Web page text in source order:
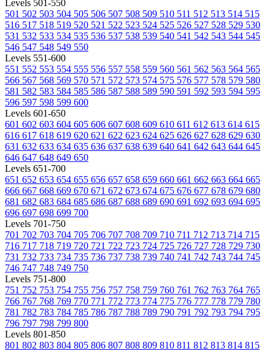
Levels 501-550
501 502 503 504 505 506 507 508 509 510 511 512 513 514 515
516 517 518 519 520 521 522 523 524 525 526 527 528 529 530
531 532 533 534 535 536 537 538 539 540 541 542 543 544 545
546 547 548 549 550
Levels 551-600
551 552 553 554 555 556 557 558 559 560 561 562 563 564 565
566 567 568 569 570 571 572 573 574 575 576 577 578 579 580
581 582 583 584 585 586 587 588 589 590 591 592 593 594 595
596 597 598 599 600
Levels 601-650
601 602 603 604 605 606 607 608 609 610 611 612 613 614 615
616 617 618 619 620 621 622 623 624 625 626 627 628 629 630
631 632 633 634 635 636 637 638 639 640 641 642 643 644 645
646 647 648 649 650
Levels 651-700
651 652 653 654 655 656 657 658 659 660 661 662 663 664 665
666 667 668 669 670 671 672 673 674 675 676 677 678 679 680
681 682 683 684 685 686 687 688 689 690 691 692 693 694 695
696 697 698 699 700
Levels 701-750
701 702 703 704 705 706 707 708 709 710 711 712 713 714 715
716 717 718 719 720 721 722 723 724 725 726 727 728 729 730
731 732 733 734 735 736 737 738 739 740 741 742 743 744 745
746 747 748 749 750
Levels 751-800
751 752 753 754 755 756 757 758 759 760 761 762 763 764 765
766 767 768 769 770 771 772 773 774 775 776 777 778 779 780
781 782 783 784 785 786 787 788 789 790 791 792 793 794 795
796 797 798 799 800
Levels 801-850
801 802 803 804 805 806 807 808 809 810 811 812 813 814 815